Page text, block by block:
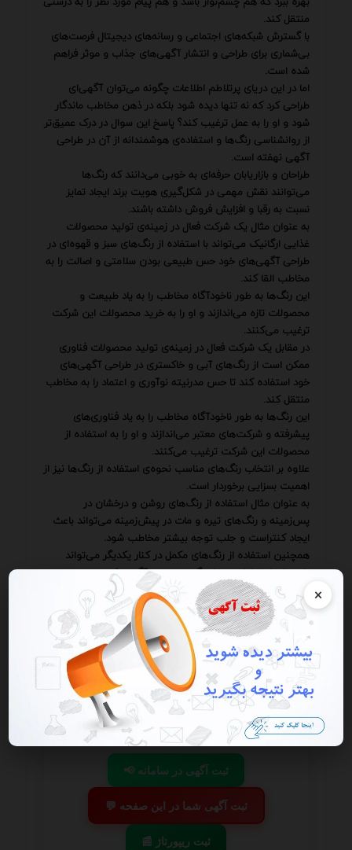
×
منتقل کند.
با گسترش شبکه‌های اجتماعی و رسانه‌های دیجیتال فرصت‌های
بی‌شماری برای طراحی و انتشار آگهی‌های جذاب و موثر فراهم
شده است.
اما در این دریای پرتلاطم اطلاعات چگونه می‌توان آگهی‌ای
طراحی کرد که نه تنها دیده شود بلکه در ذهن مخاطب ماندگار
شود و او را به عمل ترغیب کند؟ پاسخ این سوال در درک عمیق‌تر
از روانشناسی رنگ‌ها و استفاده‌ی هوشمندانه از آن در طراحی
آگهی نهفته است.
طراحان و بازاریابان حرفه‌ای به خوبی می‌دانند که رنگ‌ها
می‌توانند نقش مهمی در شکل‌گیری هویت برند ایجاد تمایز
نسبت به رقبا و افزایش فروش داشته باشند.
به عنوان مثال یک شرکت فعال در زمینه‌ی تولید محصولات
غذایی ارگانیک می‌تواند با استفاده از رنگ‌های سبز و قهوه‌ای در
طراحی آگهی‌های خود حس طبیعی بودن سلامتی و اصالت را به
مخاطب القا کند.
این رنگ‌ها به طور ناخودآگاه مخاطب را به یاد طبیعت و
محصولات تازه می‌اندازند و او را به خرید محصولات این شرکت
ترغیب می‌کنند.
در مقابل یک شرکت فعال در زمینه‌ی تولید محصولات فناوری
ممکن است از رنگ‌های آبی و خاکستری در طراحی آگهی‌های
خود استفاده کند تا حس مدرنیته نوآوری و اعتماد را به مخاطب
منتقل کند.
این رنگ‌ها به طور ناخودآگاه مخاطب را به یاد فناوری‌های
پیشرفته و شرکت‌های معتبر می‌اندازند و او را به استفاده از
محصولات این شرکت ترغیب می‌کنند.
علاوه بر انتخاب رنگ‌های مناسب نحوه‌ی استفاده از رنگ‌ها نیز از
اهمیت بسزایی برخوردار است.
به عنوان مثال استفاده از رنگ‌های روشن و درخشان در
پس‌زمینه و رنگ‌های تیره و مات در پیش‌زمینه می‌تواند باعث
ایجاد کنتراست و جلب توجه بیشتر مخاطب شود.
همچنین استفاده از رنگ‌های مکمل در کنار یکدیگر می‌تواند
باعث ایجاد تعادل و هماهنگی بصری در آگهی شود.
باید به این نکته توجه داشت که روانشناسی رنگ‌ها علمی دقیق
و پیچیده است و برای استفاده‌ی موثر از آن نیاز به دانش و
تجربه کافی وجود دارد.
طراحان و بازاریابان حرفه‌ای همواره در تلاشند تا با مطالعه‌ی
مداوم و بررسی ترندهای روز دانش خود را در این زمینه به‌روز
نگه دارند و از آن در طراحی آگهی‌های خلاقانه و موثر استفاده
کنند.
بیایید کمی دقیق‌تر به برخی از رنگ‌های پرکاربرد در تبلیغات و
معانی نهفته در آن‌ها بپردازیم قرمز
📢 ثبت آگهی در سامانه
💬 ثبت آگهی شما در این صفحه
📰 ثبت ریپورتاژ